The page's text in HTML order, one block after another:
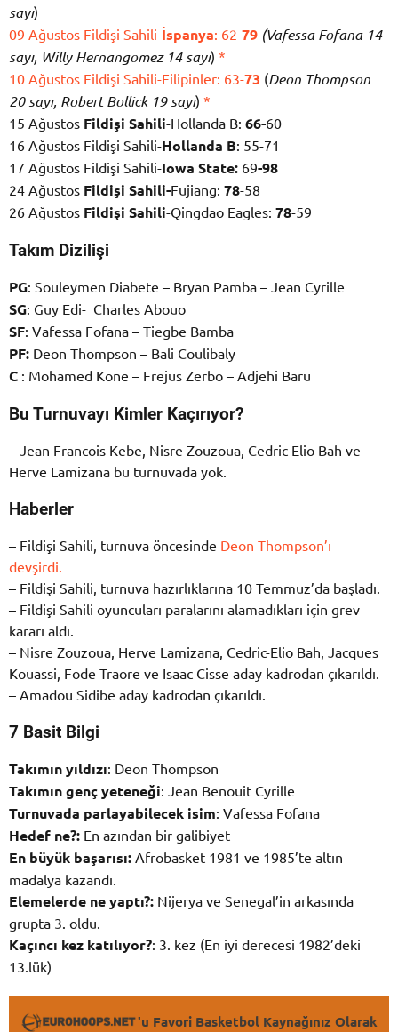
sayı)
09 Ağustos Fildişi Sahili-İspanya: 62-79 (Vafessa Fofana 14
sayı, Willy Hernangomez 14 sayı) *
10 Ağustos Fildişi Sahili-Filipinler: 63-73 (Deon Thompson
20 sayı, Robert Bollick 19 sayı) *
15 Ağustos Fildişi Sahili-Hollanda B: 66-60
16 Ağustos Fildişi Sahili-Hollanda B: 55-71
17 Ağustos Fildişi Sahili-Iowa State: 69-98
24 Ağustos Fildişi Sahili-Fujiang: 78-58
26 Ağustos Fildişi Sahili-Qingdao Eagles: 78-59
Takım Dizilişi
PG: Souleymen Diabete – Bryan Pamba – Jean Cyrille
SG: Guy Edi- Charles Abouo
SF: Vafessa Fofana – Tiegbe Bamba
PF: Deon Thompson – Bali Coulibaly
C : Mohamed Kone – Frejus Zerbo – Adjehi Baru
Bu Turnuvayı Kimler Kaçırıyor?
– Jean Francois Kebe, Nisre Zouzoua, Cedric-Elio Bah ve
Herve Lamizana bu turnuvada yok.
Haberler
– Fildişi Sahili, turnuva öncesinde Deon Thompson’ı
devşirdi.
– Fildişi Sahili, turnuva hazırlıklarına 10 Temmuz’da başladı.
– Fildişi Sahili oyuncuları paralarını alamadıkları için grev
kararı aldı.
– Nisre Zouzoua, Herve Lamizana, Cedric-Elio Bah, Jacques
Kouassi, Fode Traore ve Isaac Cisse aday kadrodan çıkarıldı.
– Amadou Sidibe aday kadrodan çıkarıldı.
7 Basit Bilgi
Takımın yıldızı: Deon Thompson
Takımın genç yeteneği: Jean Benouit Cyrille
Turnuvada parlayabilecek isim: Vafessa Fofana
Hedef ne?: En azından bir galibiyet
En büyük başarısı: Afrobasket 1981 ve 1985’te altın
madalya kazandı.
Elemelerde ne yaptı?: Nijerya ve Senegal’in arkasında
grupta 3. oldu.
Kaçıncı kez katılıyor?: 3. kez (En iyi derecesi 1982’deki
13.lük)
'u Favori Basketbol Kaynağınız Olarak